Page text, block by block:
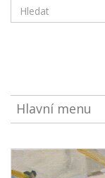
Hlavní menu